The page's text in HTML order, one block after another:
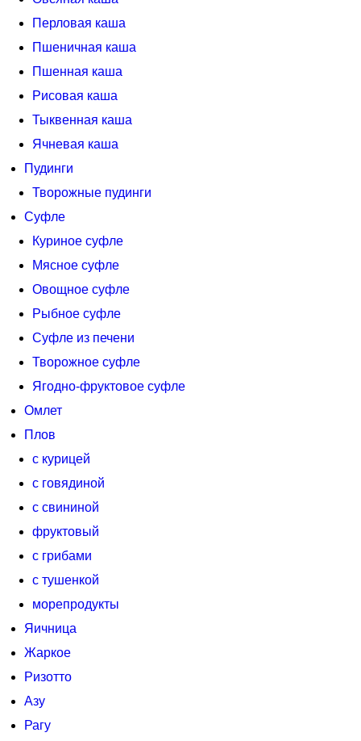
Перловая каша
Пшеничная каша
Пшенная каша
Рисовая каша
Тыквенная каша
Ячневая каша
Пудинги
Творожные пудинги
Суфле
Куриное суфле
Мясное суфле
Овощное суфле
Рыбное суфле
Суфле из печени
Творожное суфле
Ягодно-фруктовое суфле
Омлет
Плов
с курицей
с говядиной
с свининой
фруктовый
с грибами
с тушенкой
морепродукты
Яичница
Жаркое
Ризотто
Азу
Рагу